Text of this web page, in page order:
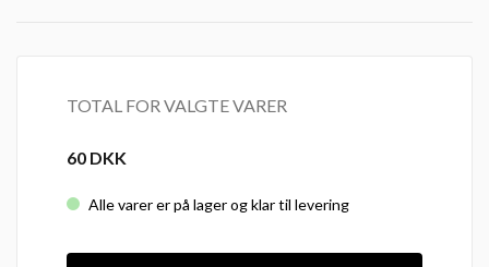
TOTAL FOR VALGTE VARER
60 DKK
Alle varer er på lager og klar til levering